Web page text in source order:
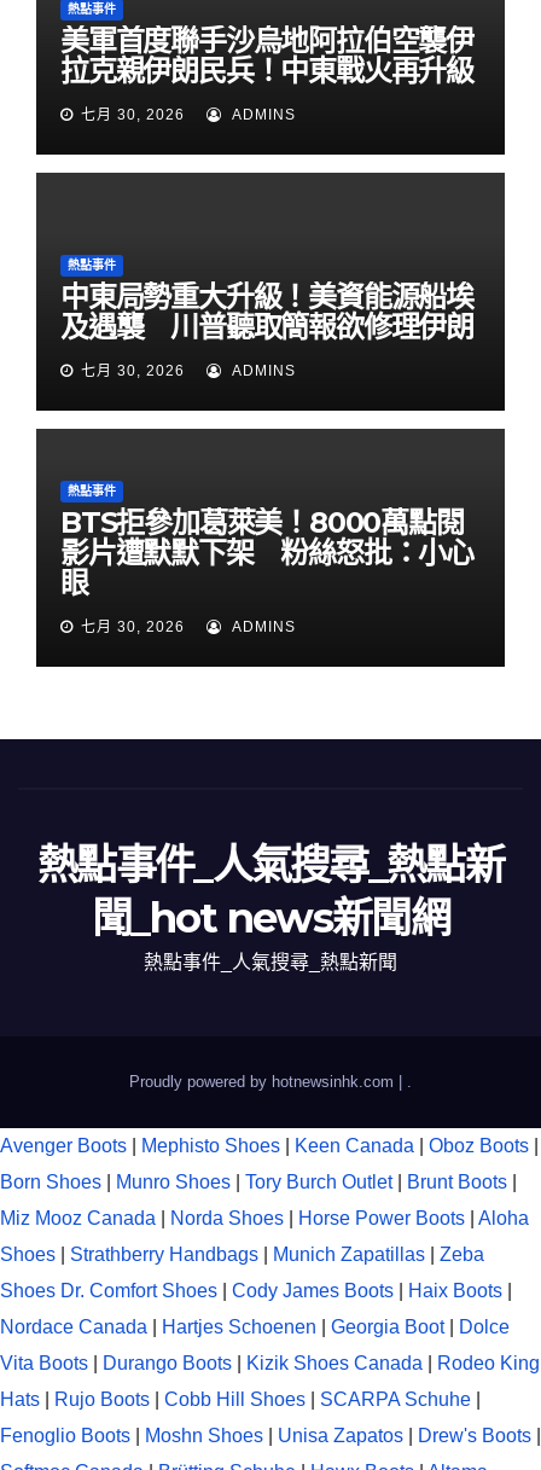
熱點事件
美軍首度聯手沙烏地阿拉伯空襲伊
拉克親伊朗民兵！中東戰火再升級
七月 30, 2026 ADMINS
熱點事件
中東局勢重大升級！美資能源船埃
及遇襲 川普聽取簡報欲修理伊朗
七月 30, 2026 ADMINS
熱點事件
BTS拒參加葛萊美！8000萬點閱
影片遭默默下架 粉絲怒批：小心
眼
七月 30, 2026 ADMINS
熱點事件_人氣搜尋_熱點新
聞_hot news新聞網
熱點事件_人氣搜尋_熱點新聞
Proudly powered by hotnewsinhk.com |
Avenger Boots Mephisto Shoes Keen Canada Oboz Boots
Born Shoes
Munro Shoes Tory Burch Outlet Brunt Boots
Miz Mooz Canada
Norda Shoes Horse Power Boots
Aloha
Shoes
Strathberry Handbags Munich Zapatillas
Zeba
Shoes Dr. Comfort Shoes Cody James Boots Haix Boots
Nordace Canada
Hartjes Schoenen Georgia Boot|
Dolce
Vita Boots
Durango Boots Kizik Shoes Canada
Rodeo King
Hats
Rujo Boots Cobb Hill Shoes SCARPA Schuhe
Fenoglio Boots
Moshn Shoes Unisa Zapatos Drew's Boots